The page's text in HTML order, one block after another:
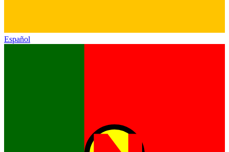
Español